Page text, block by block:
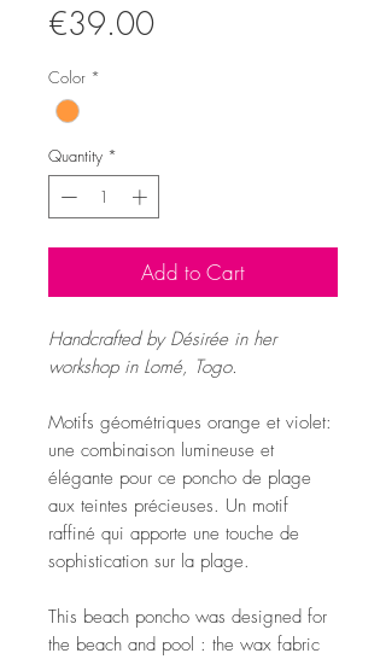
€39.00Price
Color *
Quantity *
Add to Cart
Handcrafted by Désirée in her
workshop in Lomé, Togo.
Motifs géométriques orange et violet:
une combinaison lumineuse et
élégante pour ce poncho de plage
aux teintes précieuses. Un motif
raffiné qui apporte une touche de
sophistication sur la plage.
This beach poncho was designed for
the beach and pool : the wax fabric